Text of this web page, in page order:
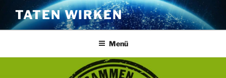
Inhalt
springen
TATEN WIRKEN
Menü